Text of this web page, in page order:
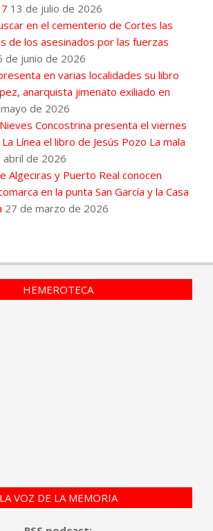
13 de julio de 2026
en el cementerio de Cortes las
de los asesinados por las fuerzas
de junio de 2026
en varias localidades su libro
anarquista jimenato exiliado en
de 2026
Concostrina presenta el viernes
Línea el libro de Jesús Pozo La mala
abril de 2026
Algeciras y Puerto Real conocen
en la punta San García y la Casa
27 de marzo de 2026
HEMEROTECA
LA VOZ DE LA MEMORIA